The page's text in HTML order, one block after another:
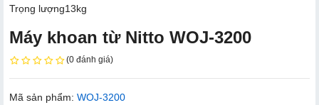
Trọng lượng13kg
Máy khoan từ Nitto WOJ-3200
(0 đánh giá)
Mã sản phẩm: WOJ-3200